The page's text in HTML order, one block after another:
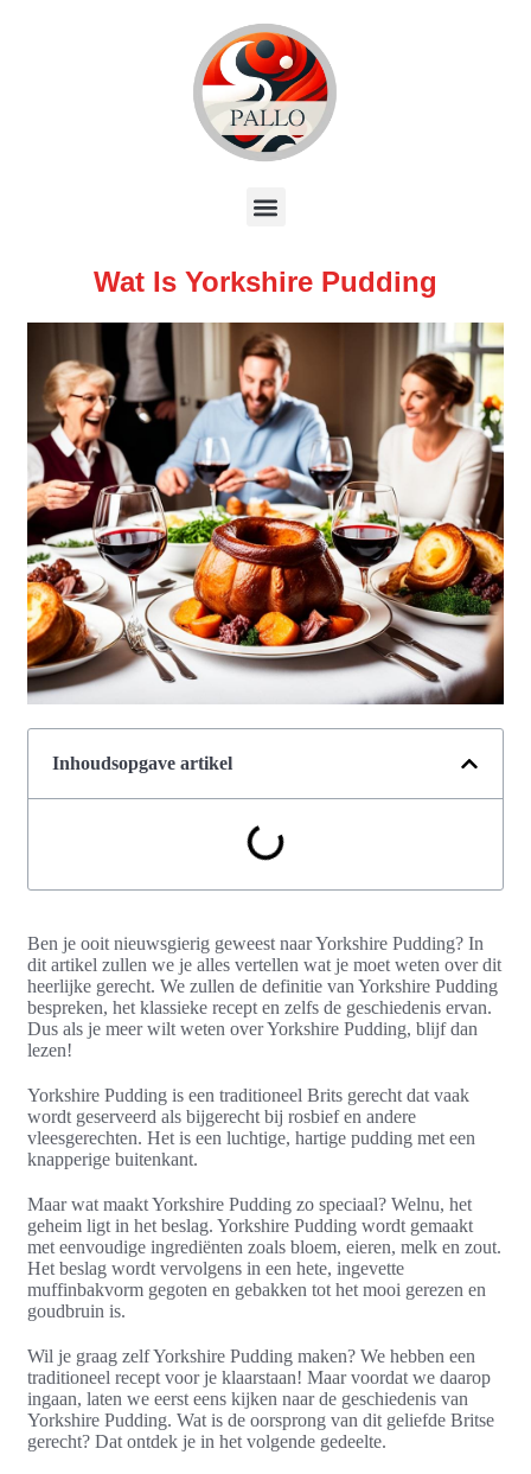
Wat Is Yorkshire Pudding
Inhoudsopgave artikel
Ben je ooit nieuwsgierig geweest naar Yorkshire Pudding? In
dit artikel zullen we je alles vertellen wat je moet weten over dit
heerlijke gerecht. We zullen de definitie van Yorkshire Pudding
bespreken, het klassieke recept en zelfs de geschiedenis ervan.
Dus als je meer wilt weten over Yorkshire Pudding, blijf dan
lezen!
Yorkshire Pudding is een traditioneel Brits gerecht dat vaak
wordt geserveerd als bijgerecht bij rosbief en andere
vleesgerechten. Het is een luchtige, hartige pudding met een
knapperige buitenkant.
Maar wat maakt Yorkshire Pudding zo speciaal? Welnu, het
geheim ligt in het beslag. Yorkshire Pudding wordt gemaakt
met eenvoudige ingrediënten zoals bloem, eieren, melk en zout.
Het beslag wordt vervolgens in een hete, ingevette
muffinbakvorm gegoten en gebakken tot het mooi gerezen en
goudbruin is.
Wil je graag zelf Yorkshire Pudding maken? We hebben een
traditioneel recept voor je klaarstaan! Maar voordat we daarop
ingaan, laten we eerst eens kijken naar de geschiedenis van
Yorkshire Pudding. Wat is de oorsprong van dit geliefde Britse
gerecht? Dat ontdek je in het volgende gedeelte.